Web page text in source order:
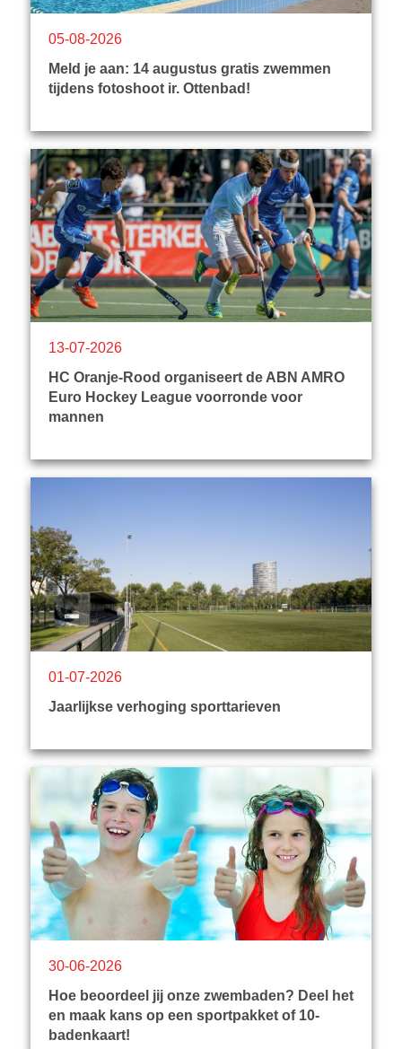
Meld je aan: 14 augustus gratis zwemmen
tijdens fotoshoot ir. Ottenbad!
05-08-2026
HC Oranje-Rood organiseert de ABN AMRO
Euro Hockey League voorronde voor
mannen
13-07-2026
Jaarlijkse verhoging sporttarieven
01-07-2026
Hoe beoordeel jij onze zwembaden? Deel het
en maak kans op een sportpakket of 10-
badenkaart!
30-06-2026